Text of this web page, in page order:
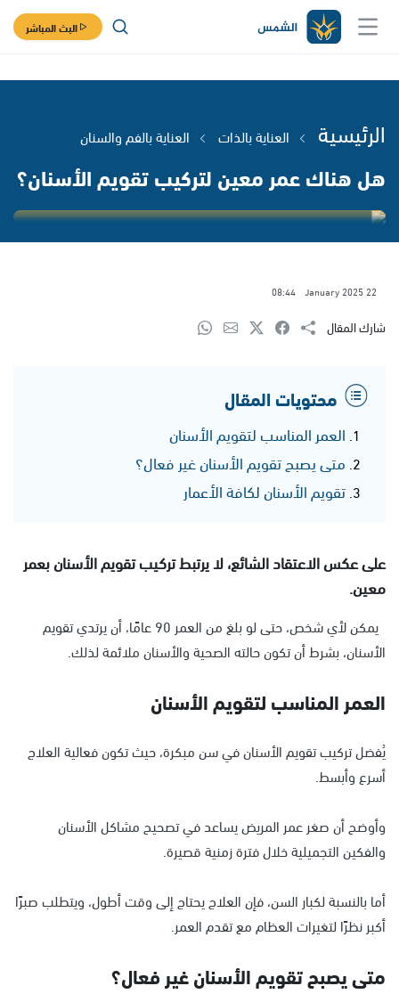
البث المباشر
الرئيسية العناية بالذات العناية بالفم والسنان
هل هناك عمر معين لتركيب تقويم الأسنان؟
22 January 2025
08:44
شارك المقال
محتويات المقال
العمر المناسب لتقويم الأسنان
متى يصبح تقويم الأسنان غير فعال؟
تقويم الأسنان لكافة الأعمار
على عكس الاعتقاد الشائع، لا يرتبط تركيب تقويم الأسنان بعمر
معين.
يمكن لأي شخص، حتى لو بلغ من العمر 90 عامًا، أن يرتدي تقويم
الأسنان، بشرط أن تكون حالته الصحية والأسنان ملائمة لذلك.
العمر المناسب لتقويم الأسنان
يُفضل تركيب تقويم الأسنان في سن مبكرة، حيث تكون فعالية العلاج
أسرع وأبسط.
وأوضح أن صغر عمر المريض يساعد في تصحيح مشاكل الأسنان
والفكين التجميلية خلال فترة زمنية قصيرة.
أما بالنسبة لكبار السن، فإن العلاج يحتاج إلى وقت أطول، ويتطلب صبرًا
أكبر نظرًا لتغيرات العظام مع تقدم العمر.
متى يصبح تقويم الأسنان غير فعال؟